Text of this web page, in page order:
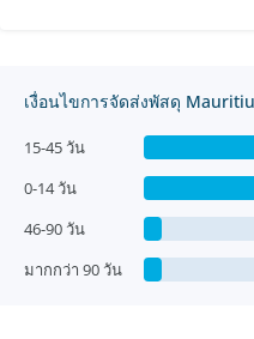
เงื่อนไขการจัดส่งพัสดุ
15-45 วัน
0-14 วัน
46-90 วัน
มากกว่า 90 วัน